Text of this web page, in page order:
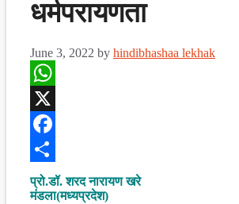
धर्मपरायणता
June 3, 2022 by hindibhashaa lekhak
WhatsApp
X
Facebook
Share
प्रो.डॉ. शरद नारायण खरे
मंडला(मध्यप्रदेश)